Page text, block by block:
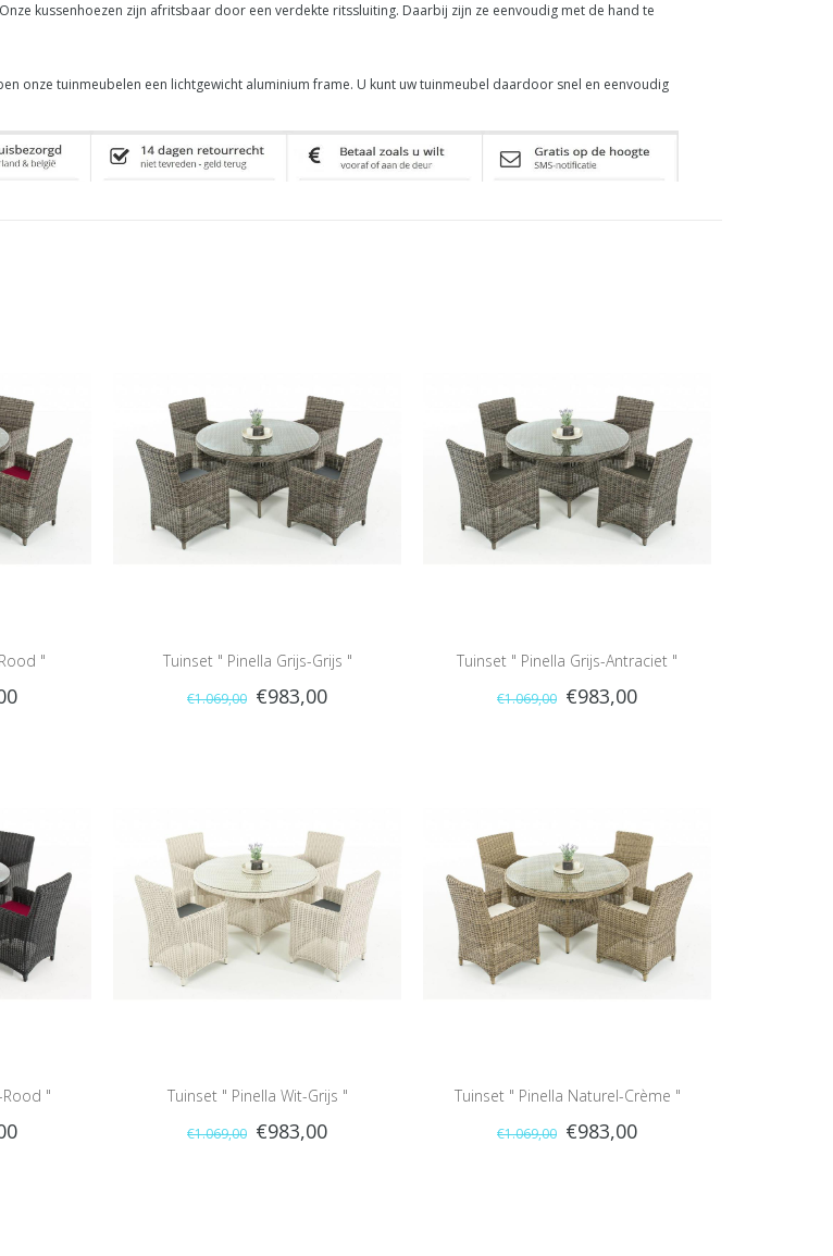
kussenhoezen zijn afritsbaar door een verdekte ritssluiting. Daarbij zijn ze eenvoudig met de hand te
onze tuinmeubelen een lichtgewicht aluminium frame. U kunt uw tuinmeubel daardoor snel en eenvoudig
" Tuinset " Pinella Grijs-Grijs "
€1.069,00 €983,00
Tuinset " Pinella Grijs-Antraciet "
€1.069,00 €983,00
" Tuinset " Pinella Wit-Grijs "
€1.069,00 €983,00
Tuinset " Pinella Naturel-Crème "
€1.069,00 €983,00